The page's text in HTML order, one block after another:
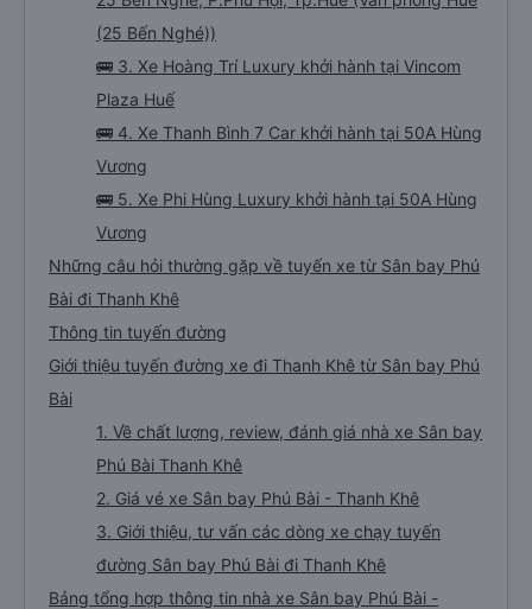
(25 Bến Nghé))
🚌 3. Xe Hoàng Trí Luxury khởi hành tại Vincom
Plaza Huế
🚌 4. Xe Thanh Bình 7 Car khởi hành tại 50A Hùng
Vương
🚌 5. Xe Phi Hùng Luxury khởi hành tại 50A Hùng
Vương
Những câu hỏi thường gặp về tuyến xe từ Sân bay Phú
Bài đi Thanh Khê
Thông tin tuyến đường
Giới thiệu tuyến đường xe đi Thanh Khê từ Sân bay Phú
Bài
1. Về chất lượng, review, đánh giá nhà xe Sân bay
Phú Bài Thanh Khê
2. Giá vé xe Sân bay Phú Bài - Thanh Khê
3. Giới thiệu, tư vấn các dòng xe chạy tuyến
đường Sân bay Phú Bài đi Thanh Khê
Bảng tổng hợp thông tin nhà xe Sân bay Phú Bài -